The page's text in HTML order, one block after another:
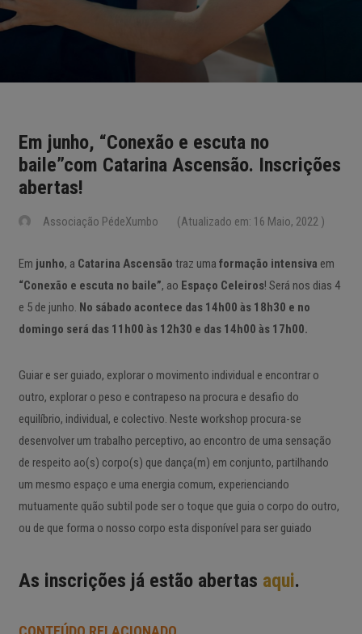
Em junho, “Conexão e escuta no
baile”com Catarina Ascensão. Inscrições
abertas!
Associação PédeXumbo (Atualizado em: 16 Maio, 2022 )
Em junho, a Catarina Ascensão traz uma formação intensiva em
“Conexão e escuta no baile”, ao Espaço Celeiros! Será nos dias 4
e 5 de junho. No sábado acontece das 14h00 às 18h30 e no
domingo será das 11h00 às 12h30 e das 14h00 às 17h00.
Guiar e ser guiado, explorar o movimento individual e encontrar o
outro, explorar o peso e contrapeso na procura e desafio do
equilíbrio, individual, e colectivo. Neste workshop procura-se
desenvolver um trabalho perceptivo, ao encontro de uma sensação
de respeito ao(s) corpo(s) que dança(m) em conjunto, partilhando
um mesmo espaço e uma energia comum, experienciando
mutuamente quão subtil pode ser o toque que guia o corpo do outro,
ou de que forma o nosso corpo esta disponível para ser guiado
As inscrições já estão abertas aqui.